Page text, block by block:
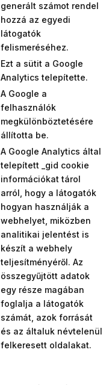
generált számot rendel
hozzá az egyedi
látogatók
felismeréséhez.
Ezt a sütit a Google
Analytics telepítette.
A Google a
felhasználók
megkülönböztetésére
állította be.
A Google Analytics által
telepített _gid cookie
információkat tárol
arról, hogy a látogatók
hogyan használják a
webhelyet, miközben
analitikai jelentést is
készít a webhely
teljesítményéről. Az
összegyűjtött adatok
egy része magában
foglalja a látogatók
számát, azok forrását
és az általuk névtelenül
felkeresett oldalakat.